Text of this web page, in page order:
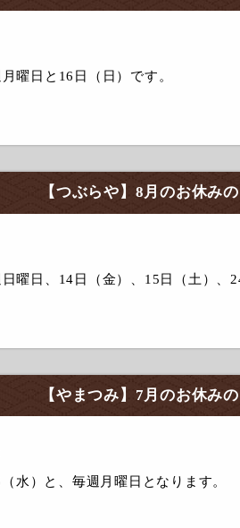
曜日と16日（日）です。
【つぶらや】8月のお休み
曜日、14日（金）、15日（土）、
【やまつみ】7月のお休み
水）と、毎週月曜日となります。